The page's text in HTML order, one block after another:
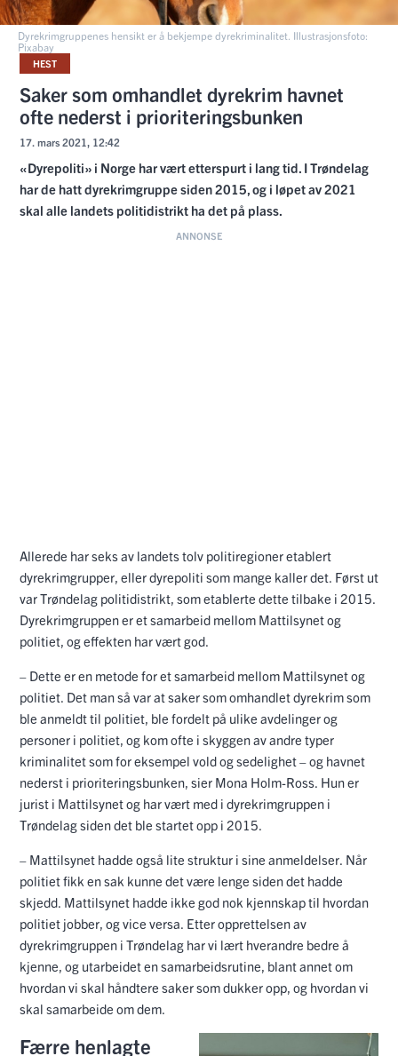
Dyrekrimgruppenes hensikt er å bekjempe dyrekriminalitet. Illustrasjonsfoto:
Pixabay
HEST
Saker som omhandlet dyrekrim havnet
ofte nederst i prioriteringsbunken
17. mars 2021, 12:42
«Dyrepoliti» i Norge har vært etterspurt i lang tid. I Trøndelag
har de hatt dyrekrimgruppe siden 2015, og i løpet av 2021
skal alle landets politidistrikt ha det på plass.
Allerede har seks av landets tolv politiregioner etablert
dyrekrimgrupper, eller dyrepoliti som mange kaller det. Først ut
var Trøndelag politidistrikt, som etablerte dette tilbake i 2015.
Dyrekrimgruppen er et samarbeid mellom Mattilsynet og
politiet, og effekten har vært god.
– Dette er en metode for et samarbeid mellom Mattilsynet og
politiet. Det man så var at saker som omhandlet dyrekrim som
ble anmeldt til politiet, ble fordelt på ulike avdelinger og
personer i politiet, og kom ofte i skyggen av andre typer
kriminalitet som for eksempel vold og sedelighet – og havnet
nederst i prioriteringsbunken, sier Mona Holm-Ross. Hun er
jurist i Mattilsynet og har vært med i dyrekrimgruppen i
Trøndelag siden det ble startet opp i 2015.
– Mattilsynet hadde også lite struktur i sine anmeldelser. Når
politiet fikk en sak kunne det være lenge siden det hadde
skjedd. Mattilsynet hadde ikke god nok kjennskap til hvordan
politiet jobber, og vice versa. Etter opprettelsen av
dyrekrimgruppen i Trøndelag har vi lært hverandre bedre å
kjenne, og utarbeidet en samarbeidsrutine, blant annet om
hvordan vi skal håndtere saker som dukker opp, og hvordan vi
skal samarbeide om dem.
Færre henlagte